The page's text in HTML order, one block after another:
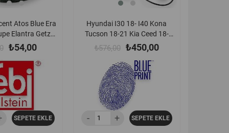
Atos Blue Era
Elantra Getz
H350 I10 I20
Ix35 Kona Matrix
Kia Bongo Ceed
Rio Shuma
Venga Ford
Yağ Karter Tapa
- 32456 /
₺54,00
SEPETE EKLE
Hyundai I30 18- I40 Kona
Tucson 18-21 Kia Ceed 18-
Optima Sportage 18-21 Stonic
Xceed 18- 1.6 Crdi (D4fb - D4fe)
Yağ Filtresi Elemanı Blueprint -
Adbp210019
₺450,00
₺576,00
SEPETE EKLE